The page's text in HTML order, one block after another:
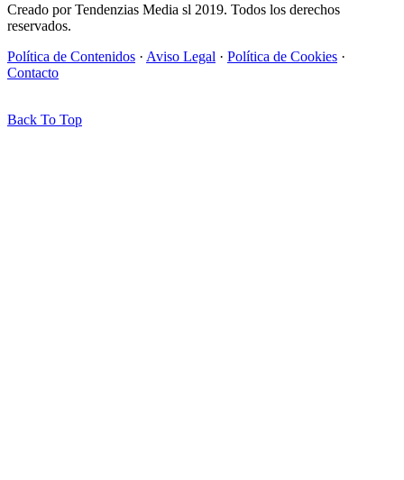
Creado por Tendenzias Media sl 2019. Todos los derechos
reservados.
Política de Contenidos · Aviso Legal · Política de Cookies ·
Contacto
Back To Top